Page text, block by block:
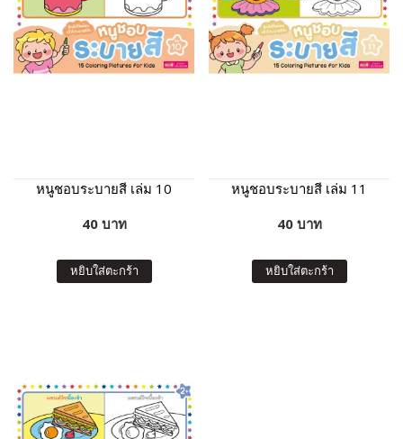
หนูชอบระบายสี เล่ม 10
40 บาท
หยิบใส่ตะกร้า
หนูชอบระบายสี เล่ม 11
40 บาท
หยิบใส่ตะกร้า